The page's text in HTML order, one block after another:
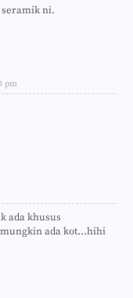
ni.
pm
ada khusus
ada kot...hihi